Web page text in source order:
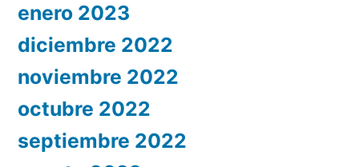
enero 2023
diciembre 2022
noviembre 2022
octubre 2022
septiembre 2022